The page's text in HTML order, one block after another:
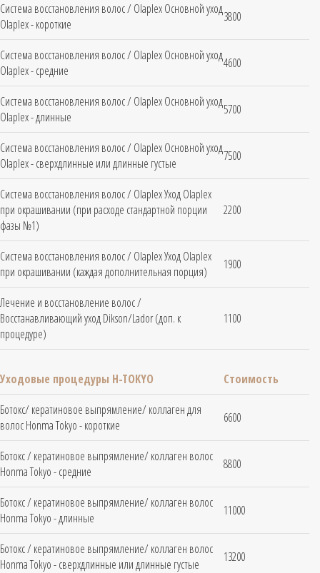
Система восстановления волос / Olaplex Основной уход
Olaplex - короткие
3800
Система восстановления волос / Olaplex Основной уход
Olaplex - средние
4600
Система восстановления волос / Olaplex Основной уход
Olaplex - длинные
5700
Система восстановления волос / Olaplex Основной уход
Olaplex - сверхдлинные или длинные густые
7500
Система восстановления волос / Olaplex Уход Olaplex
при окрашивании (при расходе стандартной порции
фазы №1)
2200
Система восстановления волос / Olaplex Уход Olaplex
при окрашивании (каждая дополнительная порция)
1900
Лечение и восстановление волос /
Восстанавливающий уход Dikson/Lador (доп. к
процедуре)
1100
Уходовые процедуры H-TOKYO
Стоимость
Ботокс/ кератиновое выпрямление/ коллаген для
волос Honma Tokyo - короткие
6600
Ботокс / кератиновое выпрямление/ коллаген волос
Honma Tokyo - средние
8800
Ботокс / кератиновое выпрямление/ коллаген волос
Honma Tokyo - длинные
11000
Ботокс / кератиновое выпрямление/ коллаген волос
Honma Tokyo - сверхдлинные или длинные густые
13200